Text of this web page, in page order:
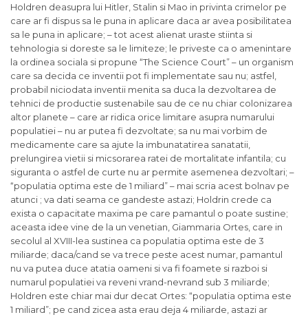
Holdren deasupra lui Hitler, Stalin si Mao in privinta crimelor pe
care ar fi dispus sa le puna in aplicare daca ar avea posibilitatea
sa le puna in aplicare; – tot acest alienat uraste stiinta si
tehnologia si doreste sa le limiteze; le priveste ca o amenintare
la ordinea sociala si propune “The Science Court” – un organism
care sa decida ce inventii pot fi implementate sau nu; astfel,
probabil niciodata inventii menita sa duca la dezvoltarea de
tehnici de productie sustenabile sau de ce nu chiar colonizarea
altor planete – care ar ridica orice limitare asupra numarului
populatiei – nu ar putea fi dezvoltate; sa nu mai vorbim de
medicamente care sa ajute la imbunatatirea sanatatii,
prelungirea vietii si micsorarea ratei de mortalitate infantila; cu
siguranta o astfel de curte nu ar permite asemenea dezvoltari; –
“populatia optima este de 1 miliard” – mai scria acest bolnav pe
atunci ; va dati seama ce gandeste astazi; Holdrin crede ca
exista o capacitate maxima pe care pamantul o poate sustine;
aceasta idee vine de la un venetian, Giammaria Ortes, care in
secolul al XVIII-lea sustinea ca populatia optima este de 3
miliarde; daca/cand se va trece peste acest numar, pamantul
nu va putea duce atatia oameni si va fi foamete si razboi si
numarul populatiei va reveni vrand-nevrand sub 3 miliarde;
Holdren este chiar mai dur decat Ortes: “populatia optima este
1 miliard”; pe cand zicea asta erau deja 4 miliarde, astazi ar